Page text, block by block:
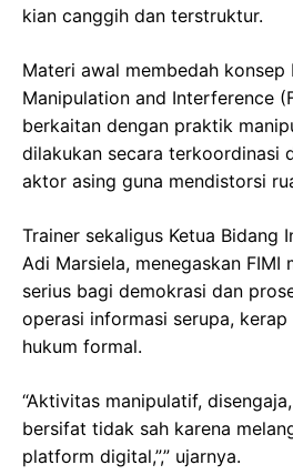
kian canggih dan terstruktur.
Materi awal membedah
Manipulation and Interference
berkaitan dengan praktik
dilakukan secara terkoordinasi
aktor asing guna mendistorsi
Trainer sekaligus Ketua Bidang
Adi Marsiela, menegaskan FIMI
serius bagi demokrasi dan
operasi informasi serupa,
hukum formal.
“Aktivitas manipulatif,
bersifat tidak sah karena
platform digital,”,” ujarnya.